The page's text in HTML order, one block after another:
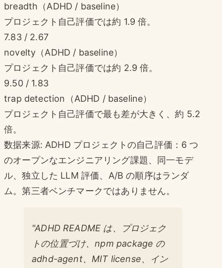
breadth（ADHD / baseline）
プロジェクト自己評価では約 1.9 倍。
7.83 / 2.67
novelty（ADHD / baseline）
プロジェクト自己評価では約 2.9 倍。
9.50 / 1.83
trap detection（ADHD / baseline）
プロジェクト自己評価で最も差が大きく、約 5.2
倍。
数据来源: ADHD プロジェクトの自己評価：6 つ
のオープンなエンジニアリング課題、同一モデ
ル、独立した LLM 評価、A/B の順序はランダ
ム。第三者ベンチマークではありません。
"ADHD README は、プロジェク
トの位置づけ、npm package の
adhd-agent、MIT license、イン